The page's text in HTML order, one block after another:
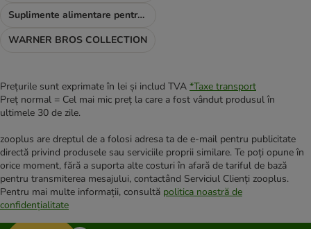
Suplimente alimentare pentru câini
WARNER BROS COLLECTION
Prețurile sunt exprimate în lei și includ TVA *Taxe transport
Preț normal = Cel mai mic preț la care a fost vândut produsul în
ultimele 30 de zile.
zooplus are dreptul de a folosi adresa ta de e-mail pentru publicitate
directă privind produsele sau serviciile proprii similare. Te poți opune în
orice moment, fără a suporta alte costuri în afară de tariful de bază
pentru transmiterea mesajului, contactând Serviciul Clienți zooplus.
Pentru mai multe informații, consultă politica noastră de
confidențialitate